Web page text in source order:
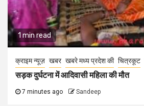
1 min read
क्राइम न्यूज़ खबर खबरे मध्य प्रदेश की चित्रकूट
सड़क दुर्घटना में आदिवासी महिला की मौत
7 minutes ago Sandeep